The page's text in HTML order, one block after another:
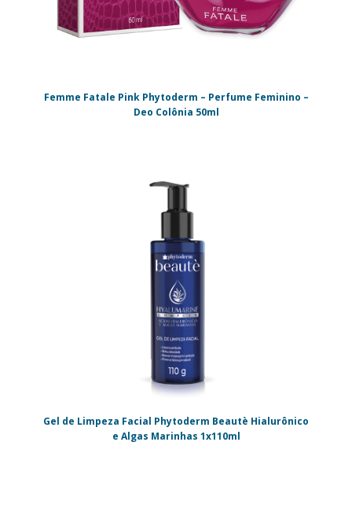
Femme Fatale Pink Phytoderm – Perfume Feminino –
Deo Colônia 50ml
Gel de Limpeza Facial Phytoderm Beautè Hialurônico
e Algas Marinhas 1x110ml